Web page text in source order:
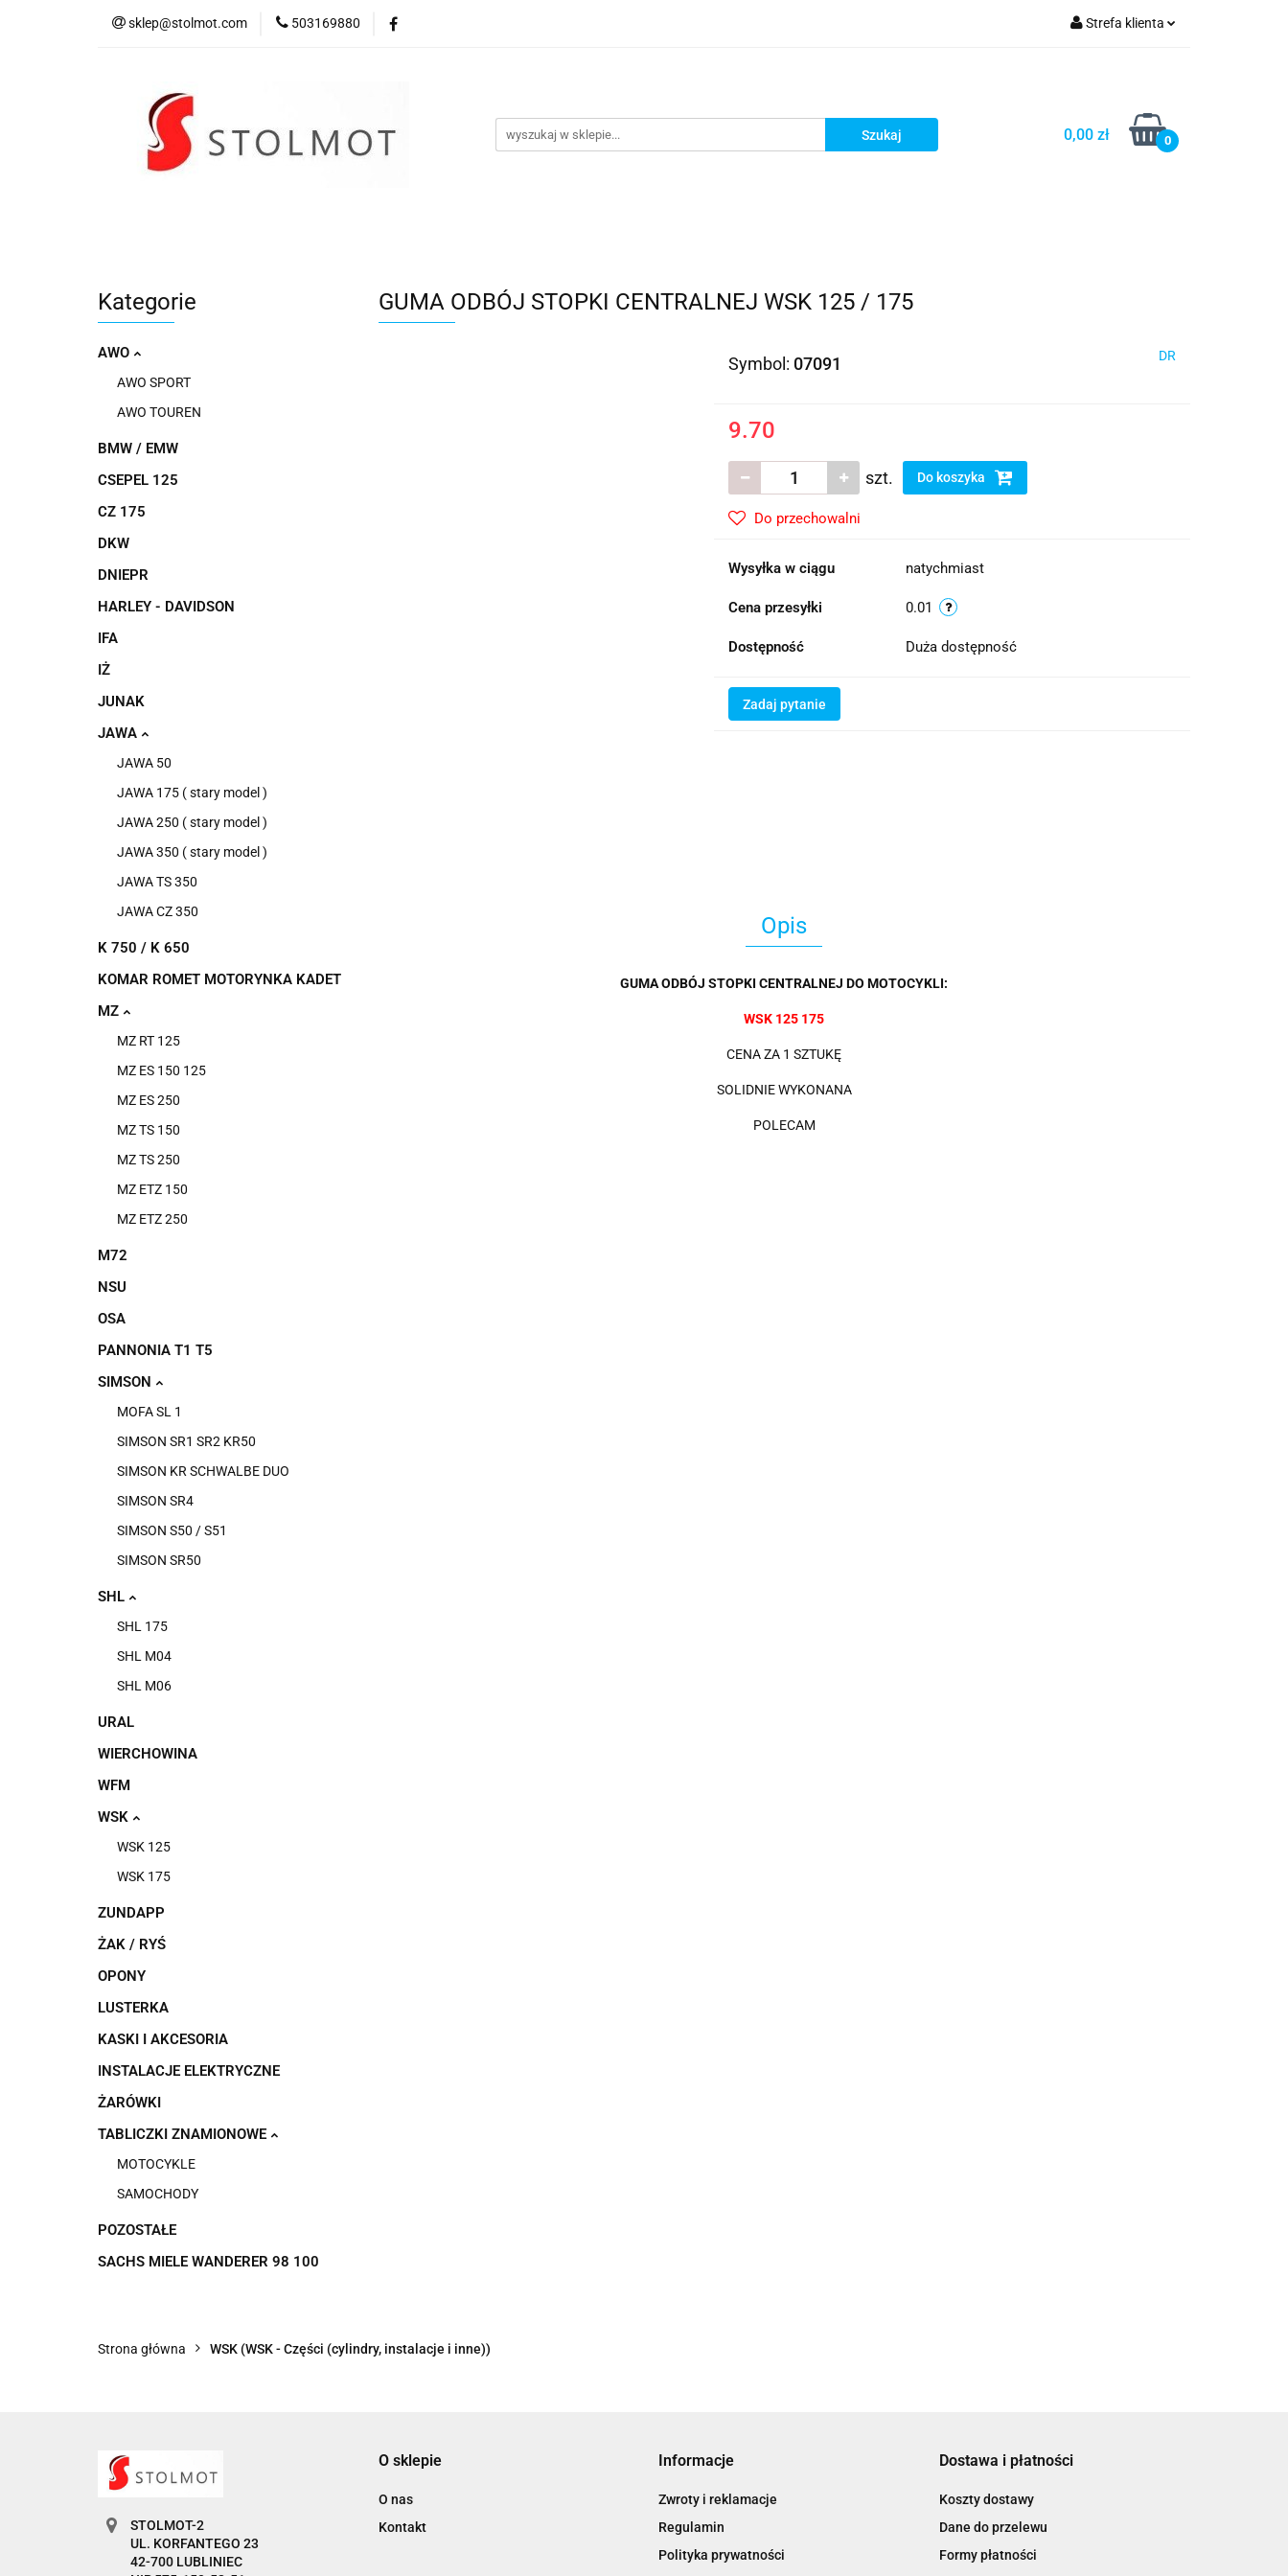
sklep@stolmot.com 503169880 Strefa klienta
Dodaj zgłoszenie
0,00 zł 0
Kategorie
AWO
AWO SPORT
AWO TOUREN
BMW / EMW
CSEPEL 125
CZ 175
DKW
DNIEPR
HARLEY - DAVIDSON
IFA
IŻ
JUNAK
JAWA
JAWA 50
JAWA 175 ( stary model )
JAWA 250 ( stary model )
JAWA 350 ( stary model )
JAWA TS 350
JAWA CZ 350
K 750 / K 650
KOMAR ROMET MOTORYNKA KADET
MZ
MZ RT 125
MZ ES 150 125
MZ ES 250
MZ TS 150
MZ TS 250
MZ ETZ 150
MZ ETZ 250
M72
NSU
OSA
PANNONIA T1 T5
SIMSON
MOFA SL 1
SIMSON SR1 SR2 KR50
SIMSON KR SCHWALBE DUO
SIMSON SR4
SIMSON S50 / S51
SIMSON SR50
SHL
SHL 175
SHL M04
SHL M06
URAL
WIERCHOWINA
WFM
WSK
WSK 125
WSK 175
ZUNDAPP
ŻAK / RYŚ
OPONY
LUSTERKA
KASKI I AKCESORIA
INSTALACJE ELEKTRYCZNE
ŻARÓWKI
TABLICZKI ZNAMIONOWE
MOTOCYKLE
SAMOCHODY
POZOSTAŁE
SACHS MIELE WANDERER 98 100
GUMA ODBÓJ STOPKI CENTRALNEJ WSK 125 / 175
Symbol: 07091 DR
9.70
szt. Do koszyka
Do przechowalni
Wysyłka w ciągu natychmiast
Cena przesyłki 0.01
Dostępność Duża dostępność
Zadaj pytanie
Opis
GUMA ODBÓJ STOPKI CENTRALNEJ DO MOTOCYKLI:
WSK 125 175
CENA ZA 1 SZTUKĘ
SOLIDNIE WYKONANA
POLECAM
Strona główna WSK (WSK - Części (cylindry, instalacje i inne))
STOLMOT-2
UL. KORFANTEGO 23
42-700 LUBLINIEC
O sklepie
O nas
Kontakt
Informacje
Zwroty i reklamacje
Regulamin
Polityka prywatności
Dostawa i płatności
Koszty dostawy
Dane do przelewu
Formy płatności